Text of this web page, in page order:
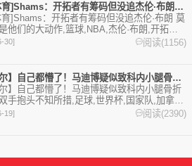
[有趣体育]Shams：开拓者有筹码但没追杰伦·布朗 莫兰特
]Shams：开拓者有筹码但没追杰伦·布朗 莫
他们的大动作,篮球,NBA,杰伦·布朗,开拓者,
,莫兰特,灰熊。欢迎收藏本站，24小时为你
30] 阅读(1156)
【卡塔尔】自己都懵了！马迪博疑似致科内小腿骨折重伤，双手抱头
】自己都懵了！马迪博疑似致科内小腿骨折
手抱头不知所措,足球,世界杯,国家队,加拿
。欢迎收藏本站，24小时为你更新最新的足
体育资讯。
19] 阅读(2390)